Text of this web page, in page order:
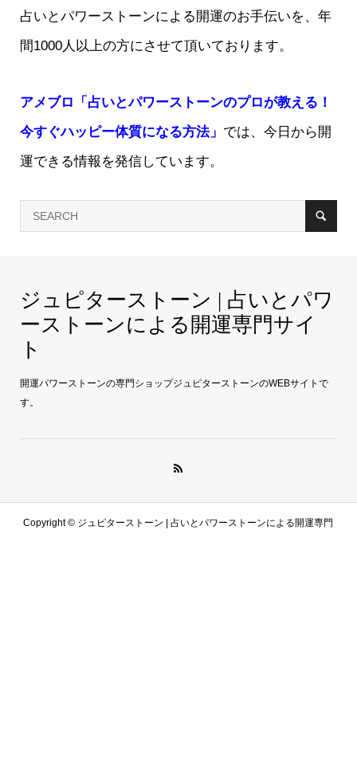
占いとパワーストーンによる開運のお手伝いを、年
間1000人以上の方にさせて頂いております。
アメブロ「占いとパワーストーンのプロが教える！
今すぐハッピー体質になる方法」 では、今日から開
運できる情報を発信しています。
ジュピターストーン | 占いとパワ
ーストーンによる開運専門サイ
ト
開運パワーストーンの専門ショップジュピターストーンのWEBサイトで
す。
Copyright © ジュピターストーン | 占いとパワーストーンによる開運専門